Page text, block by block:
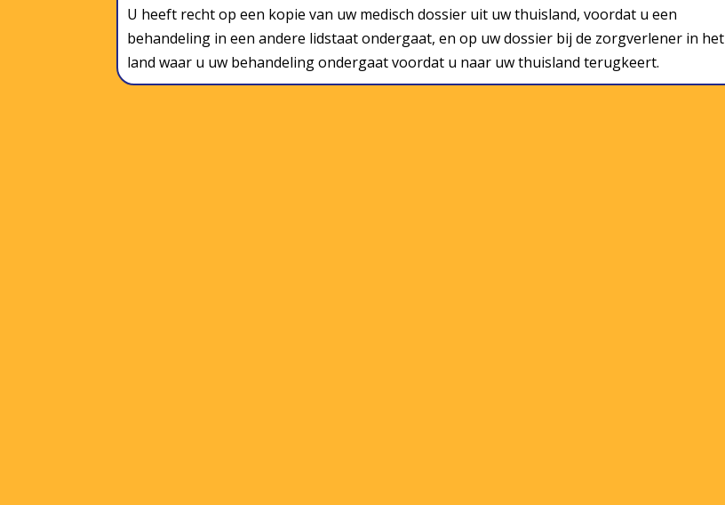
U heeft recht op een kopie van uw medisch dossier uit uw thuisland, voordat u een
behandeling in een andere lidstaat ondergaat, en op uw dossier bij de zorgverlener in het
land waar u uw behandeling ondergaat voordat u naar uw thuisland terugkeert.